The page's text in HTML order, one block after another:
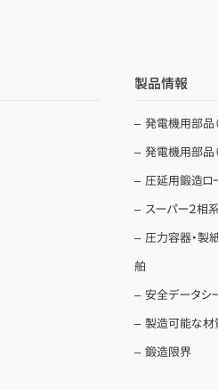
製品情報
発電機用部品
発電機用部品
圧延用鍛造ロ
スーパー２相
圧力容器・製
舶
安全データシー
製造可能な材
鍛造限界